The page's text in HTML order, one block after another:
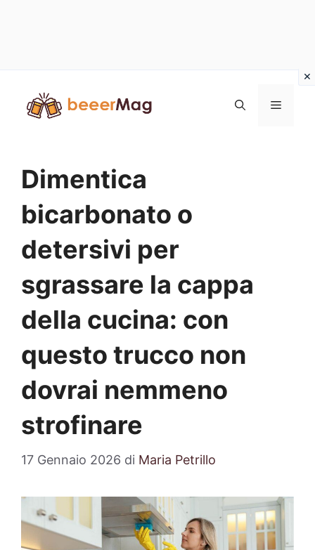
contenuto
Menu
Dimentica
bicarbonato o
detersivi per
sgrassare la cappa
della cucina: con
questo trucco non
dovrai nemmeno
strofinare
17 Gennaio 2026 di Maria Petrillo